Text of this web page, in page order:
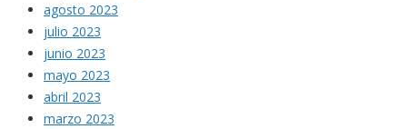
agosto 2023
julio 2023
junio 2023
mayo 2023
abril 2023
marzo 2023